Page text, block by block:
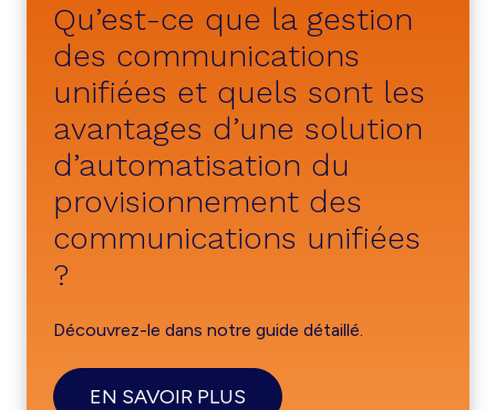
Qu’est-ce que la gestion
des communications
unifiées et quels sont les
avantages d’une solution
d’automatisation du
provisionnement des
communications unifiées
?
Découvrez-le dans notre guide détaillé.
EN SAVOIR PLUS